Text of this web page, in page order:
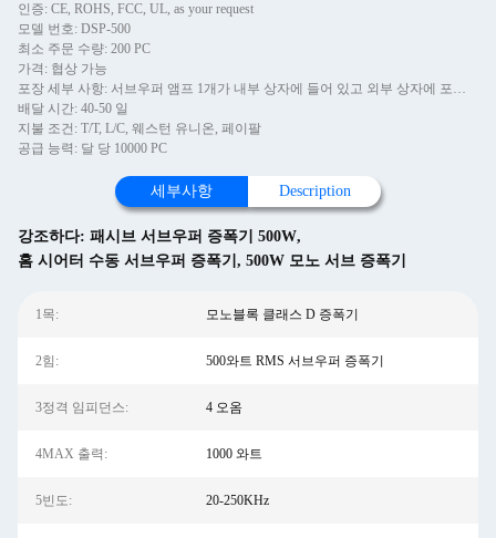
인증: CE, ROHS, FCC, UL, as your request
모델 번호: DSP-500
최소 주문 수량: 200 PC
가격: 협상 가능
포장 세부 사항: 서브우퍼 앰프 1개가 내부 상자에 들어 있고 외부 상자에 포장되어 있습니다.
배달 시간: 40-50 일
지불 조건: T/T, L/C, 웨스턴 유니온, 페이팔
공급 능력: 달 당 10000 PC
세부사항 Description
강조하다: 패시브 서브우퍼 증폭기 500W,
홈 시어터 수동 서브우퍼 증폭기 , 500W 모노 서브 증폭기
1목: 모노블록 클래스 D 증폭기
2힘: 500와트 RMS 서브우퍼 증폭기
3정격 임피던스: 4 오옴
4MAX 출력: 1000 와트
5빈도: 20-250KHz